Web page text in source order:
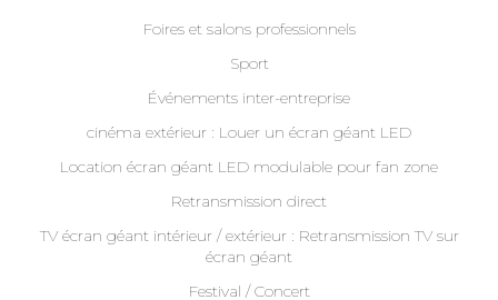
Foires et salons professionnels
Sport
Événements inter-entreprise
cinéma extérieur : Louer un écran géant LED
Location écran géant LED modulable pour fan zone
Retransmission direct
TV écran géant intérieur / extérieur : Retransmission TV sur
écran géant
Festival / Concert